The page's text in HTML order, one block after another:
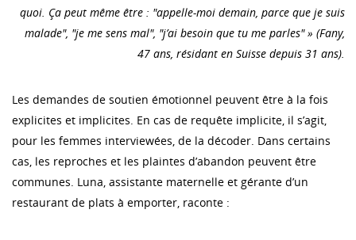
quoi. Ça peut même être : "appelle-moi demain, parce que je suis
malade", "je me sens mal", "j’ai besoin que tu me parles" » (Fany,
47 ans, résidant en Suisse depuis 31 ans).
Les demandes de soutien émotionnel peuvent être à la fois
explicites et implicites. En cas de requête implicite, il s’agit,
pour les femmes interviewées, de la décoder. Dans certains
cas, les reproches et les plaintes d’abandon peuvent être
communes. Luna, assistante maternelle et gérante d’un
restaurant de plats à emporter, raconte :